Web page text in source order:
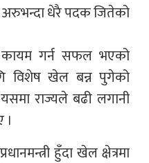
धेरै पदक जितेको
कायम गर्न सफल भएको
विशेष खेल बन्न पुगेको
राज्यले बढी लगानी
हुँदा खेल क्षेत्रमा